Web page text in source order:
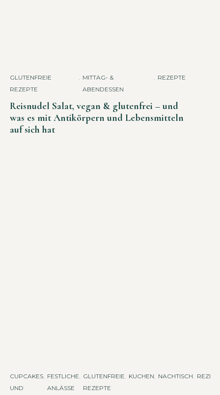
GLUTENFREIE
REZEPTE
MITTAG- &
ABENDESSEN
REZEPTE
Reisnudel Salat, vegan & glutenfrei – und
was es mit Antikörpern und Lebensmitteln
auf sich hat
CUPCAKES
UND
FESTLICHE
ANLÄSSE
GLUTENFREIE
REZEPTE
KUCHEN NACHTISCH